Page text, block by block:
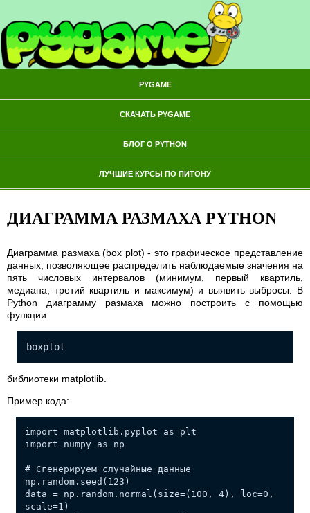
PYGAME
СКАЧАТЬ PYGAME
БЛОГ О PYTHON
ЛУЧШИЕ КУРСЫ ПО ПИТОНУ
ДИАГРАММА РАЗМАХА PYTHON
Диаграмма размаха (box plot) - это графическое представление
данных, позволяющее распределить наблюдаемые значения на
пять числовых интервалов (минимум, первый квартиль,
медиана, третий квартиль и максимум) и выявить выбросы. В
Python диаграмму размаха можно построить с помощью
функции
boxplot
библиотеки matplotlib.
Пример кода:
import matplotlib.pyplot as plt
import numpy as np
# Сгенерируем случайные данные
np.random.seed(123)
data = np.random.normal(size=(100, 4), loc=0,
scale=1)